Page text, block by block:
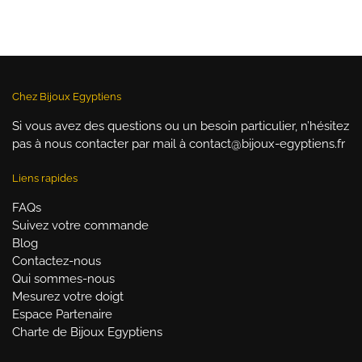
Chez Bijoux Egyptiens
Si vous avez des questions ou un besoin particulier, n’hésitez
pas à nous contacter par mail à contact@bijoux-egyptiens.fr
Liens rapides
FAQs
Suivez votre commande
Blog
Contactez-nous
Qui sommes-nous
Mesurez votre doigt
Espace Partenaire
Charte de Bijoux Egyptiens